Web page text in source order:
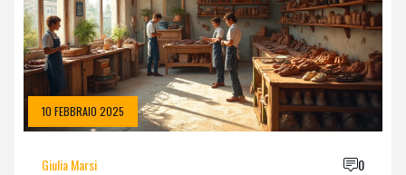
10 FEBBRAIO 2025
Giulia Marsi 0